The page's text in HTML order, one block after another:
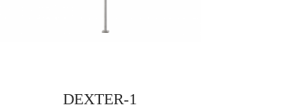
DEXTER-1